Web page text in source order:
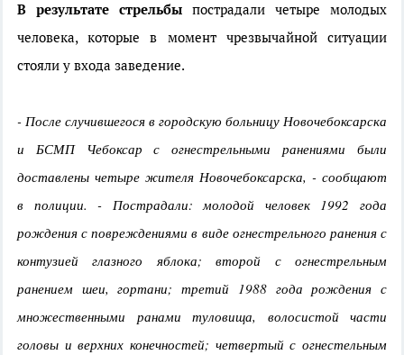
В результате стрельбы пострадали четыре молодых
человека, которые в момент чрезвычайной ситуации
стояли у входа заведение.
- После случившегося в городскую больницу Новочебоксарска
и БСМП Чебоксар с огнестрельными ранениями были
доставлены четыре жителя Новочебоксарска, - сообщают
в полиции. - Пострадали: молодой человек 1992 года
рождения с повреждениями в виде огнестрельного ранения с
контузией глазного яблока; второй с огнестрельным
ранением шеи, гортани; третий 1988 года рождения с
множественными ранами туловища, волосистой части
головы и верхних конечностей; четвертый с огнестельным